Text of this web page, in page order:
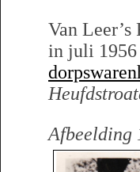
Van
in juli 1956
Afbeelding